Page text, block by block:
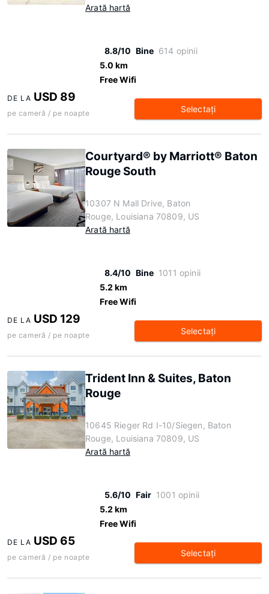
Arată hartă
8.8/10 Bine 614 opinii
5.0 km
Free Wifi
DE LA USD 89
pe cameră / pe noapte Selectaţi
Courtyard® by Marriott® Baton
Rouge South
10307 N Mall Drive, Baton
Rouge, Louisiana 70809, US
Arată hartă
8.4/10 Bine 1011 opinii
5.2 km
Free Wifi
DE LA USD 129
pe cameră / pe noapte Selectaţi
Trident Inn & Suites, Baton
Rouge
10645 Rieger Rd I-10/Siegen, Baton
Rouge, Louisiana 70809, US
Arată hartă
5.6/10 Fair 1001 opinii
5.2 km
Free Wifi
DE LA USD 65
pe cameră / pe noapte Selectaţi